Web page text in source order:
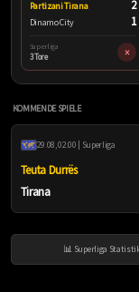
Partizani Tirana 2
Dinamo City 1
Superliga
3 Tore ×
KOMMENDE SPIELE
29.08, 02:00 | Superliga
Teuta Durrës
Tirana
📊 Superliga